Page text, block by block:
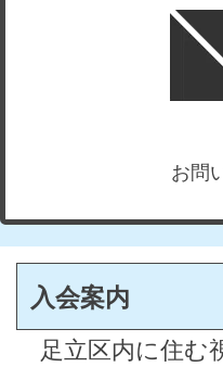
お問
入会案内
足立区内に住む